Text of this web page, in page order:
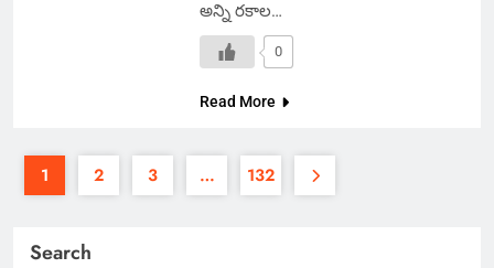
అన్ని రకాల…
0
Read More
1 2 3 … 132
Search